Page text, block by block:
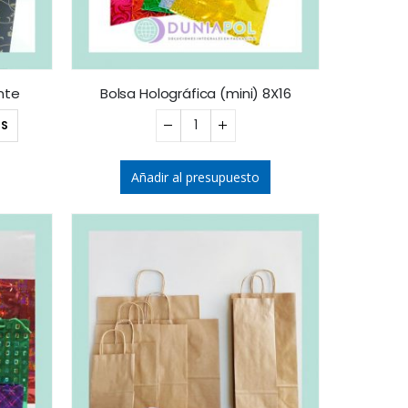
Bolsa Holográfica (mini) 8X16
Añadir al presupuesto